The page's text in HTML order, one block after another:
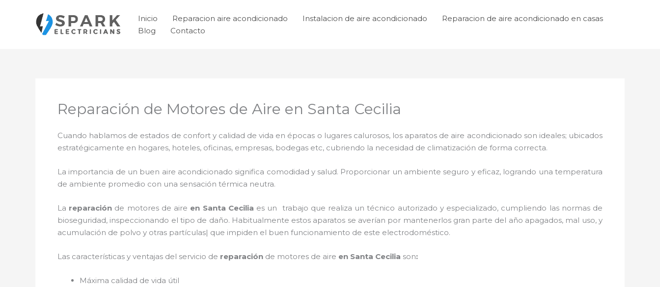
contenido
Inicio Reparacion aire acondicionado Instalacion de aire acondicionado
Reparacion de aire acondicionado en casas
Blog
Contacto
Reparación de Motores de Aire en Santa Cecilia
Cuando hablamos de estados de confort y calidad de vida en épocas o lugares calurosos, los aparatos de aire acondicionado son ideales; ubicados
estratégicamente en hogares, hoteles, oficinas, empresas, bodegas etc, cubriendo la necesidad de climatización de forma correcta.
La importancia de un buen aire acondicionado significa comodidad y salud. Proporcionar un ambiente seguro y eficaz, logrando una temperatura
de ambiente promedio con una sensación térmica neutra.
La reparación de motores de aire en Santa Cecilia es un
trabajo que realiza un técnico autorizado y especializado, cumpliendo las normas de
bioseguridad, inspeccionando el tipo de daño. Habitualmente estos aparatos se averían por mantenerlos gran parte del año apagados, mal uso, y
acumulación de polvo y otras partículas| que impiden el buen funcionamiento de este electrodoméstico.
Las características y ventajas del servicio de reparación de motores de aire en Santa Cecilia son:
Máxima calidad de vida útil